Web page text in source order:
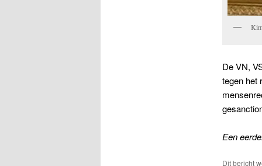
De VN,
tegen het
Een
Dit bericht